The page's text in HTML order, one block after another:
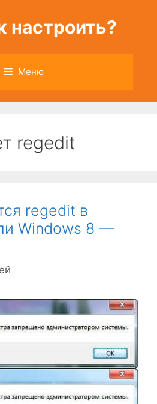
настроить?
Меню
regedit
regedit в
Windows 8 —